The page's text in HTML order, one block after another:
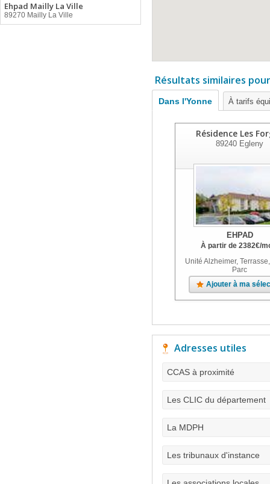
Ehpad Mailly La Ville
89270 Mailly La Ville
Résultats similaires
Dans l'Yonne À tarifs
Résidence Les
89240 Egleny
EHPAD
À partir de 2382€/
Unité Alzheimer,
Parc
Ajouter à ma
Adresses utiles
CCAS à proximité
Les CLIC du département
La MDPH
Les tribunaux d'instance